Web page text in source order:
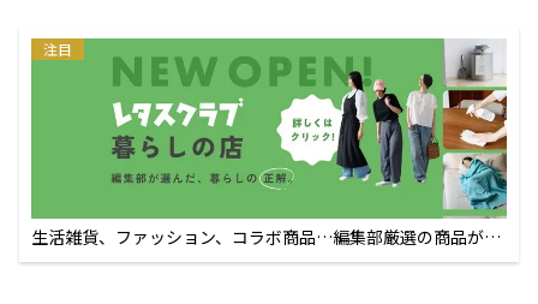
注目
生活雑貨、ファッション、コラボ商品…編集部厳選の商品が買
えるECサイト